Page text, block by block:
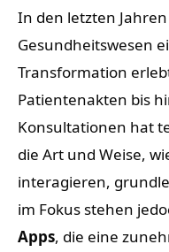
In den letzten
Gesundheitswesen
Transformation
Patientenakten bis
Konsultationen hat
die Art und Weise,
interagieren,
im Fokus stehen
Apps, die eine